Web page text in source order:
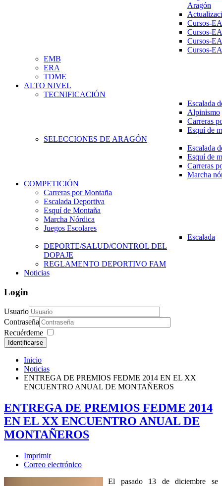
Aragón
Cursos-
Cursos-
Cursos-
Cursos-
EMB
ERA
TDME
ALTO NIVEL
TECNIFICACIÓN
Escalada
Alpinismo
Carreras
Esquí de
SELECCIONES DE ARAGÓN
Escalada
Esquí de
Carreras
Marcha
COMPETICIÓN
Carreras por Montaña
Escalada Deportiva
Esquí de Montaña
Marcha Nórdica
Juegos Escolares
Escalada
DEPORTE/SALUD/CONTROL DEL
DOPAJE
REGLAMENTO DEPORTIVO FAM
Noticias
Login
Usuario
Contraseña
Recuérdeme
Identificarse
Inicio
Noticias
ENTREGA DE PREMIOS FEDME 2014 EN EL XX
ENCUENTRO ANUAL DE MONTAÑEROS
ENTREGA DE PREMIOS FEDME 2014
EN EL XX ENCUENTRO ANUAL DE
MONTAÑEROS
Imprimir
Correo electrónico
El pasado 13 de diciembre se